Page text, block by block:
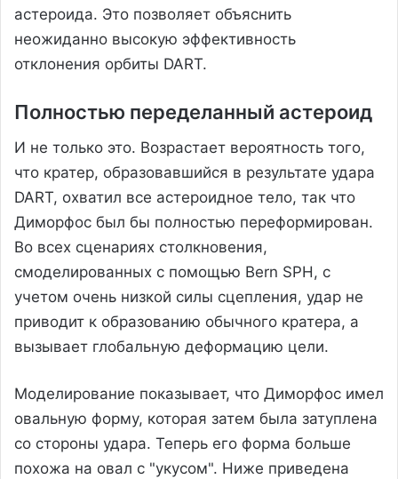
астероида. Это позволяет объяснить
неожиданно высокую эффективность
отклонения орбиты DART.
Полностью переделанный астероид
И не только это. Возрастает вероятность того,
что кратер, образовавшийся в результате удара
DART, охватил все астероидное тело, так что
Диморфос был бы полностью переформирован.
Во всех сценариях столкновения,
смоделированных с помощью Bern SPH, с
учетом очень низкой силы сцепления, удар не
приводит к образованию обычного кратера, а
вызывает глобальную деформацию цели.
Моделирование показывает, что Диморфос имел
овальную форму, которая затем была затуплена
со стороны удара. Теперь его форма больше
похожа на овал с "укусом". Ниже приведена